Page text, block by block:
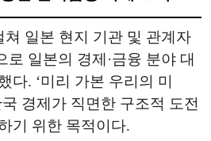
쳐 일본 현지 기관 및 관계자
로 일본의 경제·금융 분야 대
다. ‘미리 가본 우리의 미
경제가 직면한 구조적 도전
기 위한 목적이다.